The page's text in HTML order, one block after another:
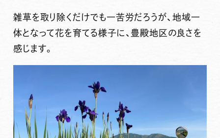
雑草を取り除くだけでも一苦労だろうが、 地域一
体となって花を育てる様子に、 豊殿地区の良さ を
感じます。